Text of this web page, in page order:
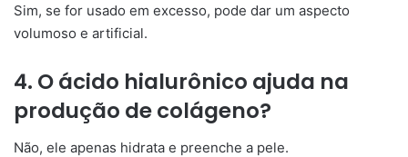
Sim, se for usado em excesso, pode dar um aspecto
volumoso e artificial.
4. O ácido hialurônico ajuda na
produção de colágeno?
Não, ele apenas hidrata e preenche a pele.